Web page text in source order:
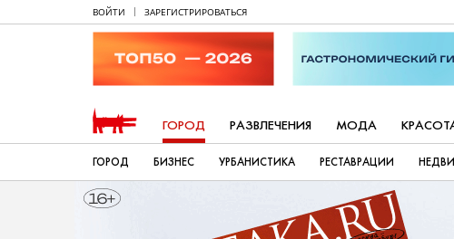
ВОЙТИ ЗАРЕГИСТРИРОВАТЬСЯ
ГОРОД РАЗВЛЕЧЕНИЯ МОДА
ГОРОД БИЗНЕС УРБАНИСТИКА РЕСТАВРАЦИИ